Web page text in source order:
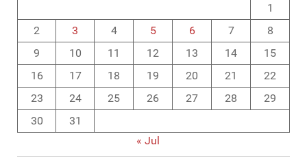
1
2
3 4 5 6 7
8
9
10 11 12 13 14
15
16
17 18 19 20 21
22
23
24 25 26 27 28
29
30
31
« Jul